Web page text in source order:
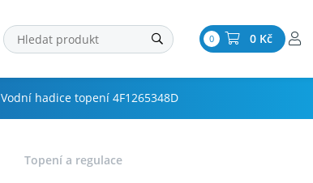
0 0 Kč
Vodní hadice topení 4F1265348D
Topení a regulace